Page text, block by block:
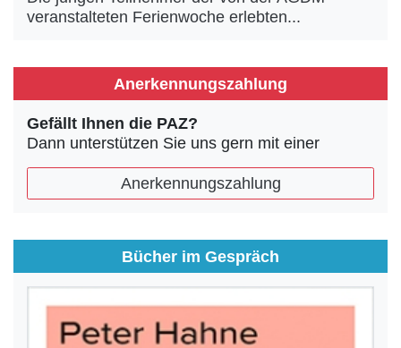
veranstalteten Ferienwoche erlebten...
Anerkennungszahlung
Gefällt Ihnen die PAZ?
Dann unterstützen Sie uns gern mit einer
Anerkennungszahlung
Bücher im Gespräch